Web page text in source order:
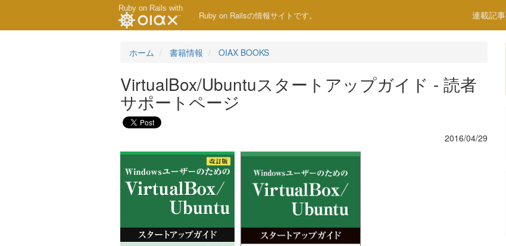
Ruby on Rails with
Ruby on Railsの情報サイトです。 連載記事
ホーム 書籍情報 OIAX BOOKS
VirtualBox/Ubuntuスタートアップガイド - 読者
サポートページ
2016/04/29